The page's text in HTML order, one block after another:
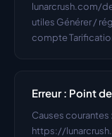
lunarcrush.com/
utiles Générer /
compte
Erreur : Point
Causes
https://